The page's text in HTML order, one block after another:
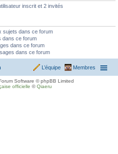
inscrit et 2 invités
sujets dans ce forum
dans ce forum
dans ce forum
dans ce forum
Membres
L’équipe
Software © phpBB Limited
officielle ©Qiaeru